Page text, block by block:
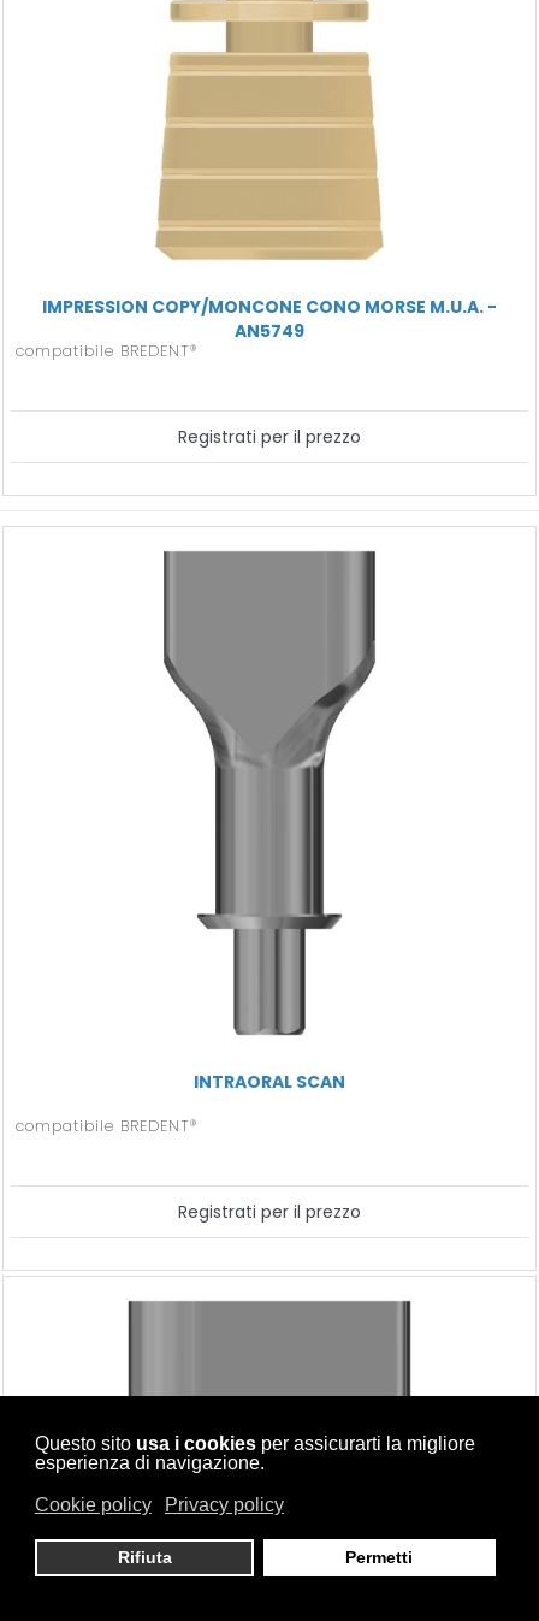
Questo sito usa i cookiesper assicurarti la migliore
esperienza di navigazione.
Cookie policy Privacy policy
Rifiuta Permetti
IMPRESSION COPY/MONCONE CONO MORSE M.U.A. -
AN5749
compatibile BREDENT®
Registrati per il prezzo
INTRAORAL SCAN
compatibile BREDENT®
Registrati per il prezzo